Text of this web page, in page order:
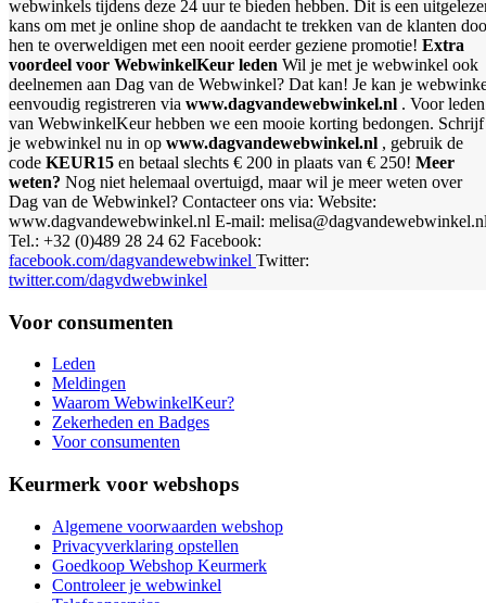
webwinkels tijdens deze 24 uur te bieden hebben. Dit is een
kans om met je online shop de aandacht te trekken van de klanten
hen te overweldigen met een nooit eerder geziene promotie! Extra
voordeel voor WebwinkelKeur leden Wil je met je webwinkel ook
deelnemen aan Dag van de Webwinkel? Dat kan! Je kan je
eenvoudig registreren via www.dagvandewebwinkel.nl . Voor leden
van WebwinkelKeur hebben we een mooie korting bedongen. Schrijf
je webwinkel nu in op www.dagvandewebwinkel.nl , gebruik de
code KEUR15 en betaal slechts € 200 in plaats van € 250! Meer
weten? Nog niet helemaal overtuigd, maar wil je meer weten over
Dag van de Webwinkel? Contacteer ons via: Website:
www.dagvandewebwinkel.nl E-mail:
Tel.: +32 (0)489 28 24 62 Facebook:
facebook.com/dagvandewebwinkel Twitter:
twitter.com/dagvdwebwinkel
Voor consumenten
Leden
Meldingen
Waarom WebwinkelKeur?
Zekerheden en Badges
Voor consumenten
Keurmerk voor webshops
Algemene voorwaarden webshop
Privacyverklaring opstellen
Goedkoop Webshop Keurmerk
Controleer je webwinkel